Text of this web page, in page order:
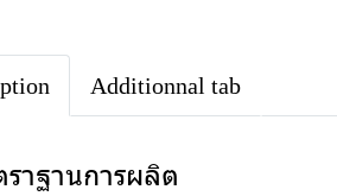
Additionnal tab
ราฐานการผลิต